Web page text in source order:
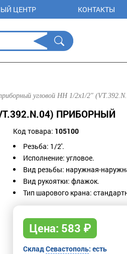
ЦЕНТР КОНТАКТЫ
угловой НН 1/2х1/2"
ПРИБОРНЫЙ
Код товара: 105100
Резьба: 1/2'.
Исполнение: угловое.
Вид резьбы: наружная-
Вид рукоятки: флажок.
Тип шарового крана: с
Цена: 583 ₽
СкладСевастополь: есть